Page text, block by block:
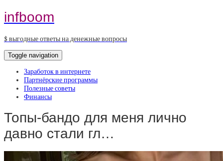
infboom
$ выгодные ответы на денежные вопросы
Toggle navigation
Заработок в интернете
Партнёрские программы
Полезные советы
Финансы
Топы-бандо для меня лично
давно стали гл…